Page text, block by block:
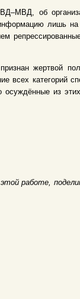
об
лишь
жертвой
категорий
из
работе,